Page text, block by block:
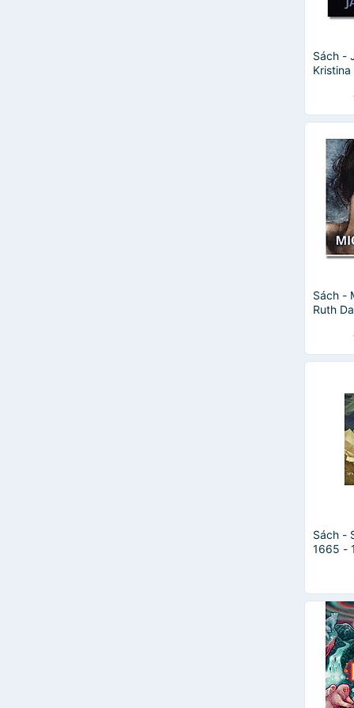
Sách -
Sách -
Ruth
Sách -
1665 -